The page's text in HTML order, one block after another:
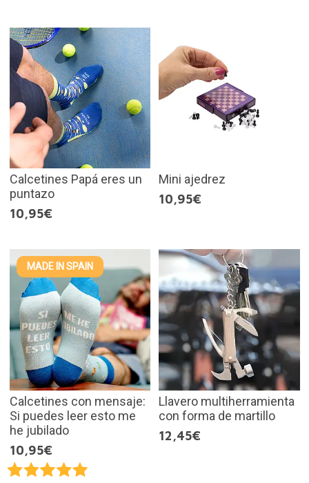
Calcetines Papá eres un
puntazo
10,95€
Mini ajedrez
10,95€
MADE IN SPAIN
Calcetines con mensaje:
Si puedes leer esto me
he jubilado
10,95€
Llavero multiherramienta
con forma de martillo
12,45€